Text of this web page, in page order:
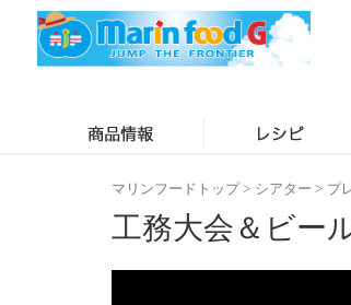
マリンフードトップ> シアター > プ
工務大会＆ビー